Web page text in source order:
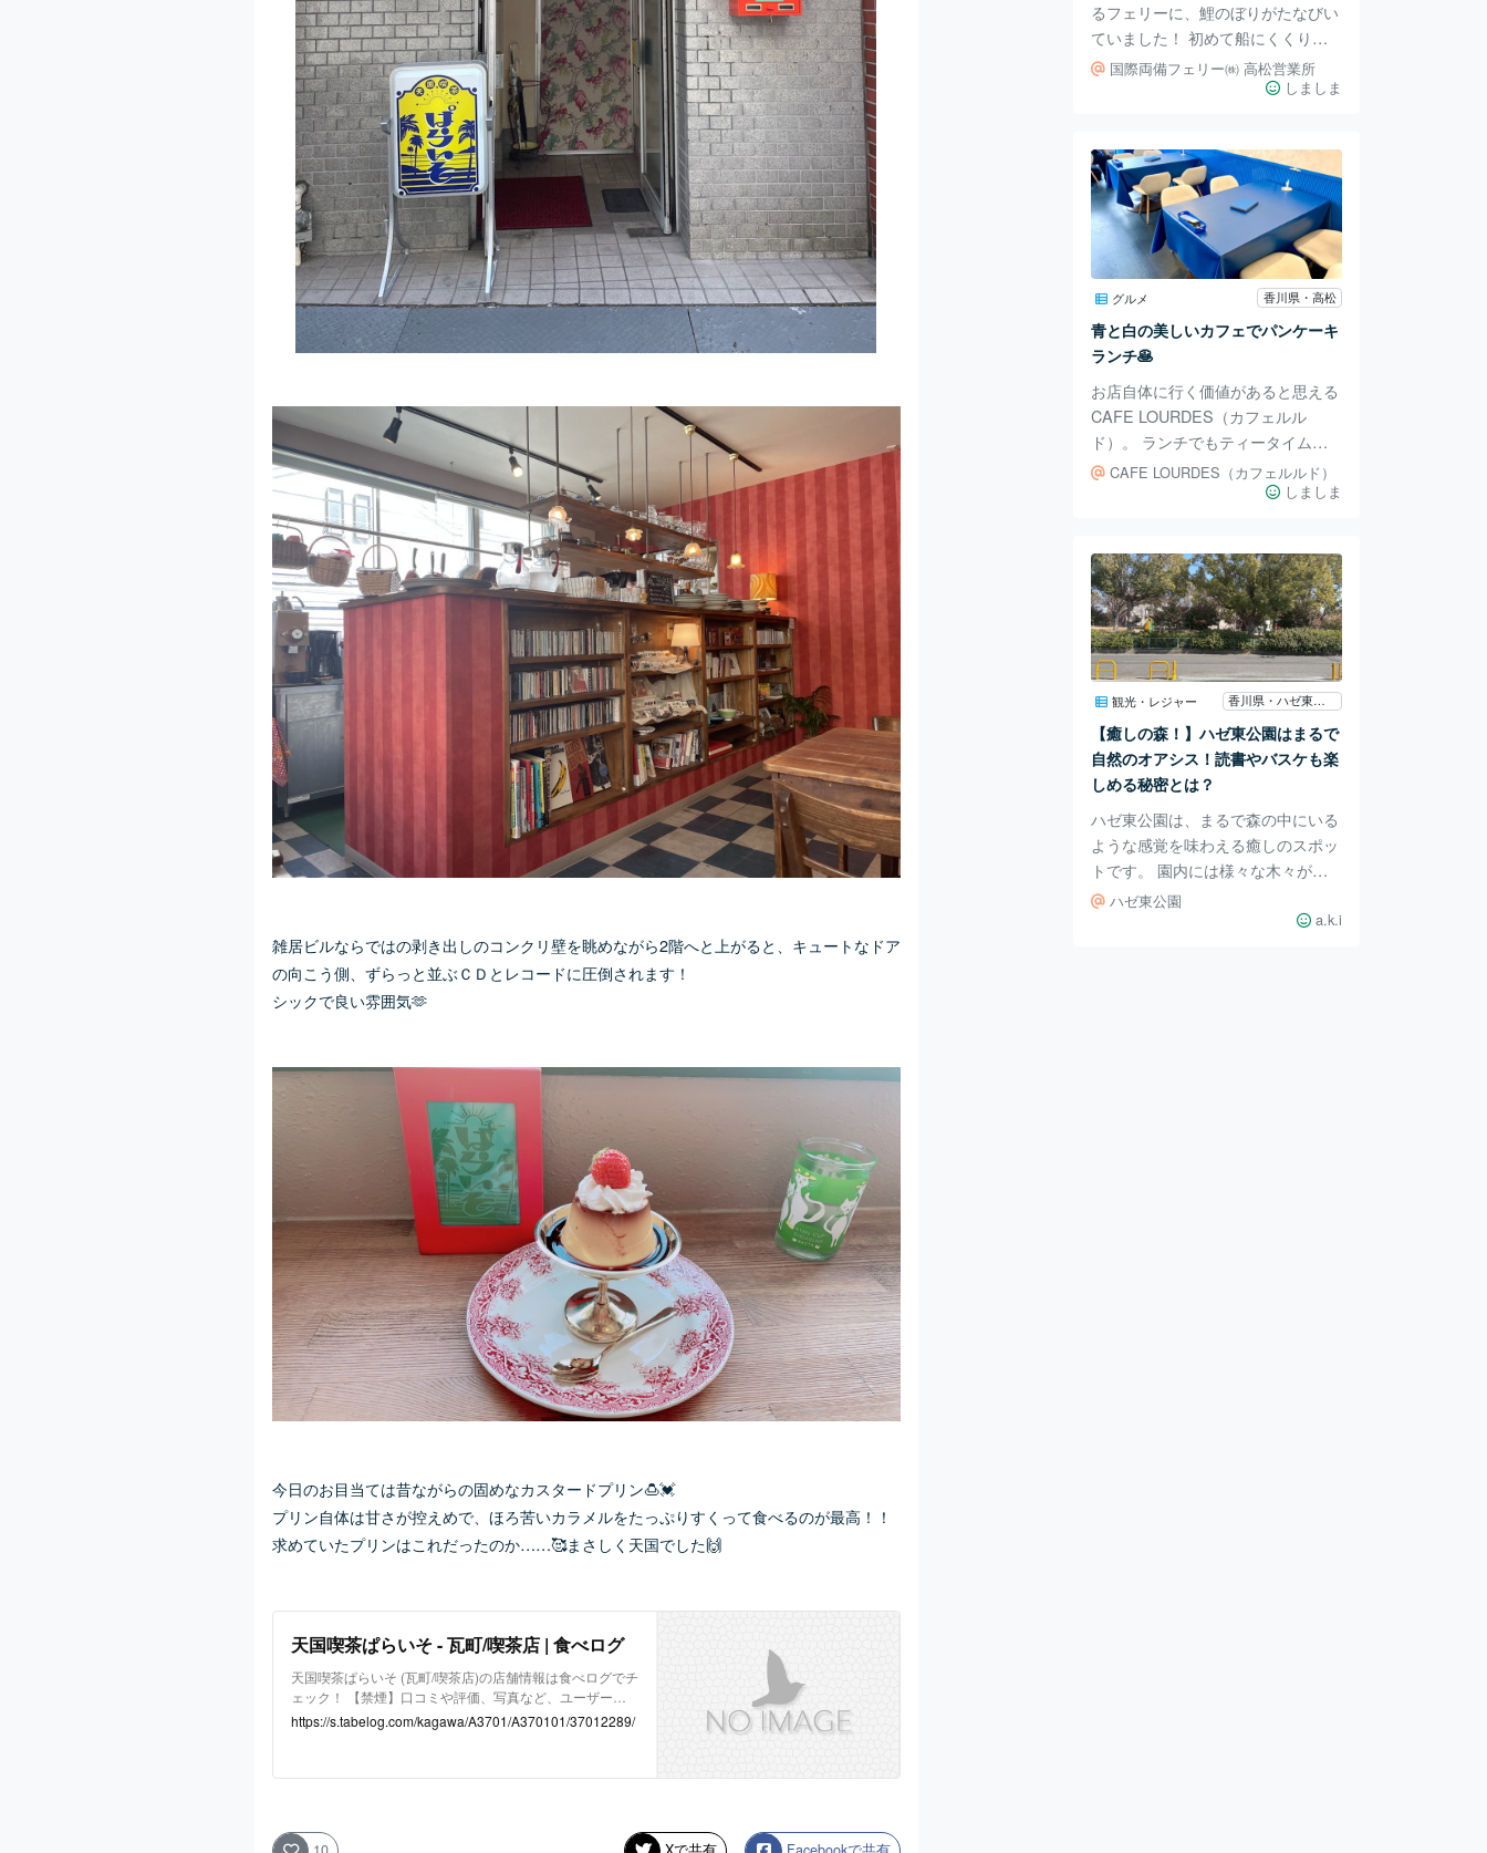
雑居ビルならではの剥き出しのコンクリ壁を眺めながら2階へと上がると、キュートなドア
の向こう側、ずらっと並ぶＣＤとレコードに圧倒されます！
シックで良い雰囲気🫶
今日のお目当ては昔ながらの固めなカスタードプリン🍮💓
プリン自体は甘さが控えめで、ほろ苦いカラメルをたっぷりすくって食べるのが最高！！
求めていたプリンはこれだったのか……🥰まさしく天国でした🙌
天国喫茶ぱらいそ - 瓦町/喫茶店 | 食べログ
天国喫茶ぱらいそ (瓦町/喫茶店)の店舗情報は食べログでチ
ェック！ 【禁煙】口コミや評価、写真など、ユーザーに
よるリアルな情報が満載です！地図や料理メニューなどの
詳細情報も充実。
https://s.tabelog.com/kagawa/A3701/A370101/37012289/
るフェリーに、鯉のぼりがたなびい
ていました！ 初めて船にくくりつ
けられた鯉のぼりを見ました(笑) 強
い海風をうけて自由に泳ぐ姿🎏✨️ こ
いるのかの情報はありませんでし
た。 今まで知らなかったけど毎年
つけてるのかな？ なんだか得した
気分🎶 小豆島フェリーは、小豆島
出身の漫画家さんが描く『からかい
上手の高木さん』でラッピングされ
た船や、香川県の推しポケモンのヤ
ドンがたくさん見れる船などがあり
ます。
国際両備フェリー㈱ 高松営業所
しましま
グルメ 香川県・高松
青と白の美しいカフェでパンケーキ
ランチ🥞
お店自体に行く価値があると思える
CAFE LOURDES（カフェルル
ド）。 ランチでもティータイムで
もおすすめですが、ぜひお昼でパン
ケーキランチを食べてほしい！！
いるとめちゃくちゃ映えます💙 店
内のあちこちにキリスト像や聖母像
などがあり、静謐な雰囲気がありま
す。 こちらがおすすめのリコッタ
パンケーキランチ！ パンケーキに
サラダとスープ、ドリンクがつきま
す。 リコッタチーズは山羊チーズ
ですね。 癖がなく、ほんのりとチ
ーズが香る贅沢な
CAFE LOURDES（カフェルルド）
しましま
観光・レジャー 香川県・ハゼ東公園
【癒しの森！】ハゼ東公園はまるで
自然のオアシス！読書やバスケも楽
しめる秘密とは？
ハゼ東公園は、まるで森の中にいる
ような感覚を味わえる癒しのスポッ
トです。 園内には様々な木々が植
えられており、自然の中でリラック
スできます。温かい日はベンチで読
ハゼ東公園
a.k.i